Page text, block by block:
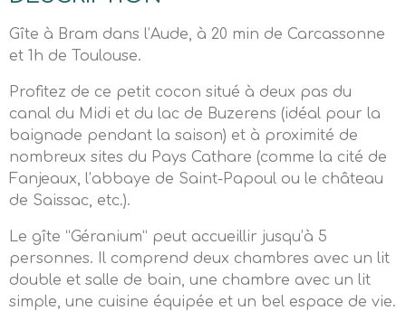
Gîte à Bram dans l’Aude, à 20 min de Carcassonne
et 1h de Toulouse.
Profitez de ce petit cocon situé à deux pas du
canal du Midi et du lac de Buzerens (idéal pour la
baignade pendant la saison) et à proximité de
nombreux sites du Pays Cathare (comme la cité de
Fanjeaux, l’abbaye de Saint-Papoul ou le château
de Saissac, etc.).
Le gîte “Géranium” peut accueillir jusqu’à 5
personnes. Il comprend deux chambres avec un lit
double et salle de bain, une chambre avec un lit
simple, une cuisine équipée et un bel espace de vie.